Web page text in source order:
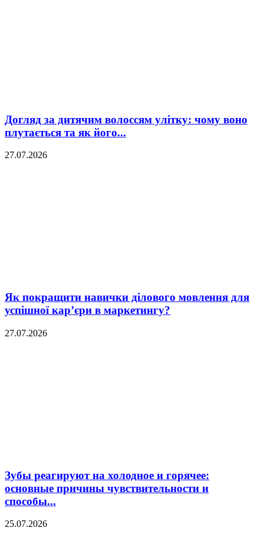
Догляд за дитячим волоссям улітку: чому воно
плутається та як його...
27.07.2026
Як покращити навички ділового мовлення для
успішної кар’єри в маркетингу?
27.07.2026
Зубы реагируют на холодное и горячее:
основные причины чувствительности и
способы...
25.07.2026